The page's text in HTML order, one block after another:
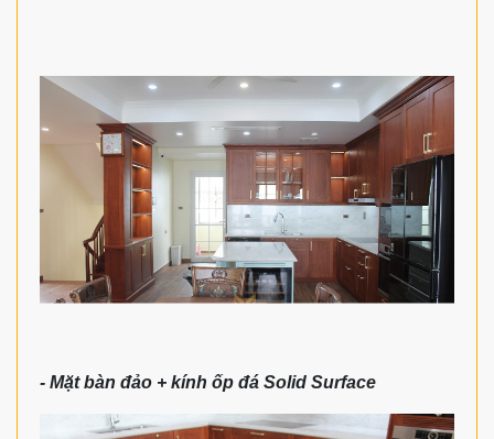
- Mặt bàn đảo + kính ốp đá Solid Surface